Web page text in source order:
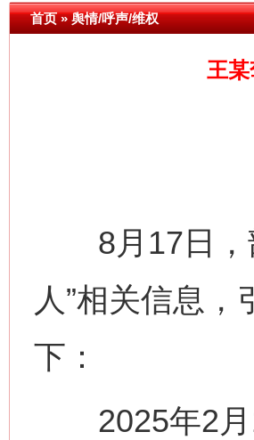
首页»舆情/呼声/维权
王
8月17日，
人”相关信息
下：
2025年2月